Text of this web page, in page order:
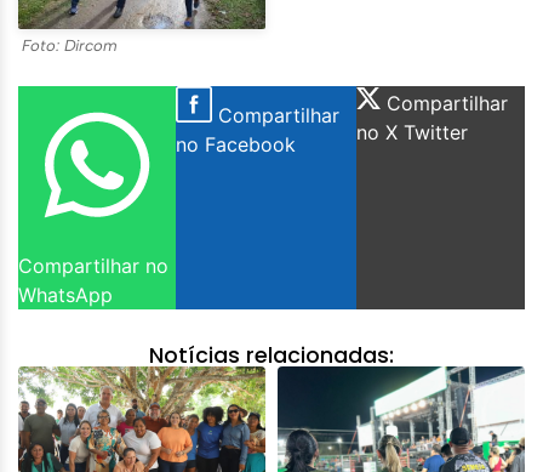
Foto: Dircom
Compartilhar no
WhatsApp
Compartilhar
no Facebook
Compartilhar
no X Twitter
Notícias relacionadas: